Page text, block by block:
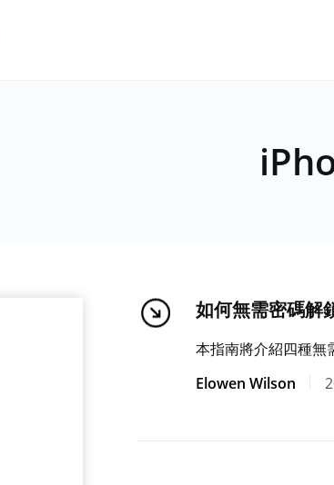
如何無需密碼解
本指南將介紹四種無
Elowen Wilson